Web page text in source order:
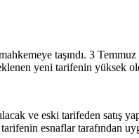
taşındı. 3
yeni tarifenin yüksek
ve eski tarifeden
esnaflar tarafından